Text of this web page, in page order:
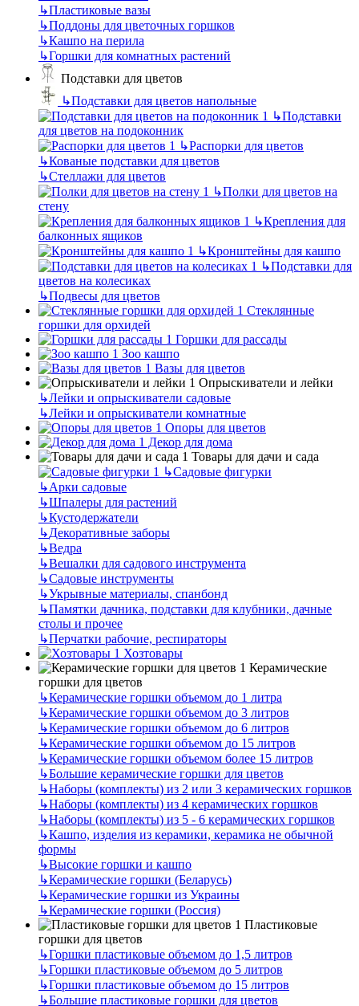
↳Пластиковые вазы
↳Поддоны для цветочных горшков
↳Кашпо на перила
↳Горшки для комнатных растений
Подставки для цветов
↳Подставки для цветов напольные
↳Подставки
для цветов на подоконник
↳Распорки для цветов
↳Кованые подставки для цветов
↳Стеллажи для цветов
↳Полки для цветов на
стену
↳Крепления для
балконных ящиков
↳Кронштейны для кашпо
↳Подставки для
цветов на колесиках
↳Подвесы для цветов
Стеклянные
горшки для орхидей
Горшки для рассады
Зоо кашпо
Вазы для цветов
Опрыскиватели и лейки
↳Лейки и опрыскиватели садовые
↳Лейки и опрыскиватели комнатные
Опоры для цветов
Декор для дома
Товары для дачи и сада
↳Садовые фигурки
↳Арки садовые
↳Шпалеры для растений
↳Кустодержатели
↳Декоративные заборы
↳Ведра
↳Вешалки для садового инструмента
↳Садовые инструменты
↳Укрывные материалы, спанбонд
↳Памятки дачника, подставки для клубники, дачные
столы и прочее
↳Перчатки рабочие, респираторы
Хозтовары
Керамические
горшки для цветов
↳Керамические горшки объемом до 1 литра
↳Керамические горшки объемом до 3 литров
↳Керамические горшки объемом до 6 литров
↳Керамические горшки объемом до 15 литров
↳Керамические горшки объемом более 15 литров
↳Большие керамические горшки для цветов
↳Наборы (комплекты) из 2 или 3 керамических горшков
↳Наборы (комплекты) из 4 керамических горшков
↳Наборы (комплекты) из 5 - 6 керамических горшков
↳Кашпо, изделия из керамики, керамика не обычной
формы
↳Высокие горшки и кашпо
↳Керамические горшки (Беларусь)
↳Керамические горшки из Украины
↳Керамические горшки (Россия)
Пластиковые
горшки для цветов
↳Горшки пластиковые объемом до 1,5 литров
↳Горшки пластиковые объемом до 5 литров
↳Горшки пластиковые объемом до 15 литров
↳Большие пластиковые горшки для цветов